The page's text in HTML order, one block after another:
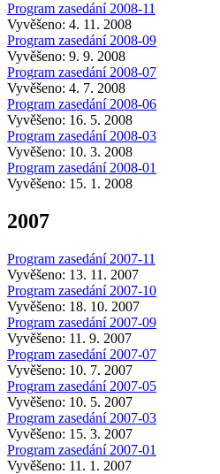
Program zasedání 2008-11
Vyvěšeno: 4. 11. 2008
Program zasedání 2008-09
Vyvěšeno: 9. 9. 2008
Program zasedání 2008-07
Vyvěšeno: 4. 7. 2008
Program zasedání 2008-06
Vyvěšeno: 16. 5. 2008
Program zasedání 2008-03
Vyvěšeno: 10. 3. 2008
Program zasedání 2008-01
Vyvěšeno: 15. 1. 2008
2007
Program zasedání 2007-11
Vyvěšeno: 13. 11. 2007
Program zasedání 2007-10
Vyvěšeno: 18. 10. 2007
Program zasedání 2007-09
Vyvěšeno: 11. 9. 2007
Program zasedání 2007-07
Vyvěšeno: 10. 7. 2007
Program zasedání 2007-05
Vyvěšeno: 10. 5. 2007
Program zasedání 2007-03
Vyvěšeno: 15. 3. 2007
Program zasedání 2007-01
Vyvěšeno: 11. 1. 2007